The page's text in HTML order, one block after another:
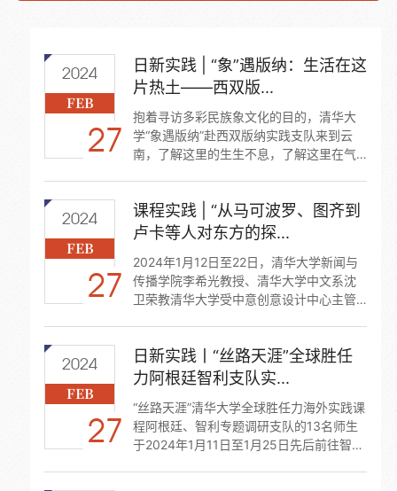
2024
FEB
27
日新实践 | “象”遇版纳：生活在这
片热土——西双版...
抱着寻访多彩民族象文化的目的，清华大
学“象遇版纳”赴西双版纳实践支队来到云
南，了解这里的生生不息，了解这里在气
2024
FEB
27
课程实践 | “从马可波罗、图齐到
卢卡等人对东方的探...
2024年1月12日至22日，清华大学新闻与
传播学院李希光教授、清华大学中文系沈
卫荣教清华大学受中意创意设计中心主管
践依托《写在路上的大篷车课堂》，参访
意大利多地与东方有关的...
2024
FEB
27
日新实践丨“丝路天涯”全球胜任
力阿根廷智利支队实...
“丝路天涯”清华大学全球胜任力海外实践课
程阿根廷、智利专题调研支队的13名师生
于2024年1月11日至1月25日先后前往智